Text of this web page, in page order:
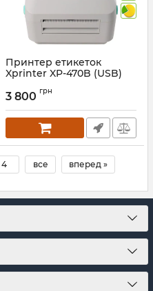
Принтер етикеток
Xprinter XP-470B (USB)
Артикул: 1011
3 800 грн
4 все вперед »